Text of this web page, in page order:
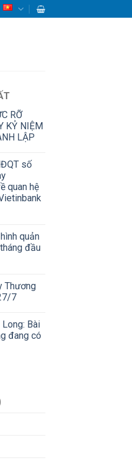
RỠ
KỶ NIỆM
LẬP
số
quan hệ
quản
đầu
Thương
7
Bài
đang có